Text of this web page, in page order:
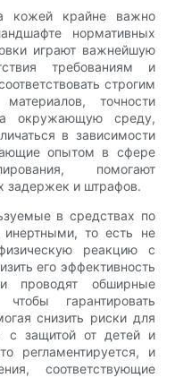
кожей крайне важно
нормативных
играют важнейшую
требованиям и
строгим
точности
окружающую среду,
в зависимости
опытом в сфере
помогают
задержек и штрафов.
в средствах по
то есть не
реакцию с
его эффективность
проводят обширные
гарантировать
снизить риски для
с защитой от детей и
регламентируется, и
соответствующие